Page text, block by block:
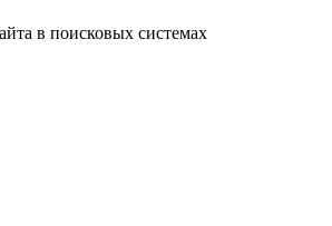
в поисковых системах